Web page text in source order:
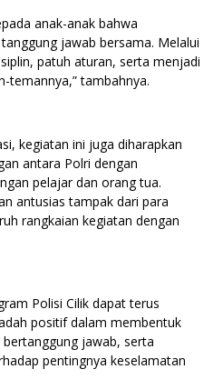
anak-anak bahwa
jawab bersama. Melalui
patuh aturan, serta menjadi
temannya,” tambahnya.
kegiatan ini juga diharapkan
antara Polri dengan
pelajar dan orang tua.
antusias tampak dari para
rangkaian kegiatan dengan
Polisi Cilik dapat terus
positif dalam membentuk
jawab, serta
pentingnya keselamatan